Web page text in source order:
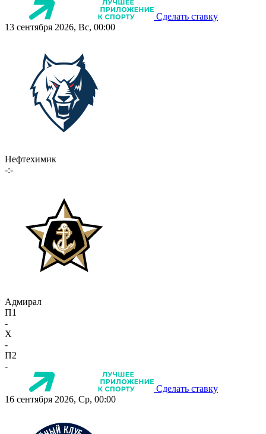
Сделать ставку
13 сентября 2026, Вс, 00:00
Нефтехимик
-:-
Адмирал
П1
-
X
-
П2
-
Сделать ставку
16 сентября 2026, Ср, 00:00